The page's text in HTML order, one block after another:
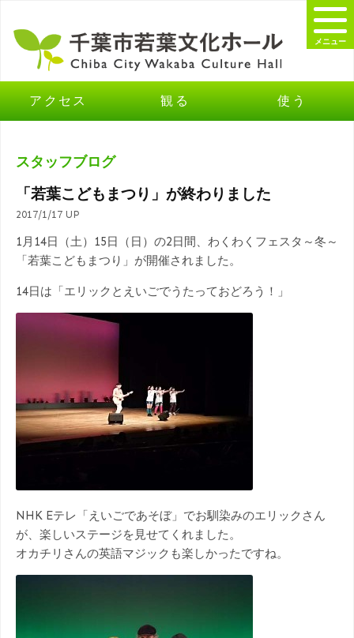
アクセス 観る 使う
メニュー
スタッフブログ
「若葉こどもまつり」が終わりました
2017/1/17 UP
1月14日（土）15日（日）の2日間、わくわくフェスタ～冬～
「若葉こどもまつり」が開催されました。
14日は「エリックとえいごでうたっておどろう！」
NHK Eテレ「えいごであそぼ」でお馴染みのエリックさん
が、楽しいステージを見せてくれました。
オカチリさんの英語マジックも楽しかったですね。